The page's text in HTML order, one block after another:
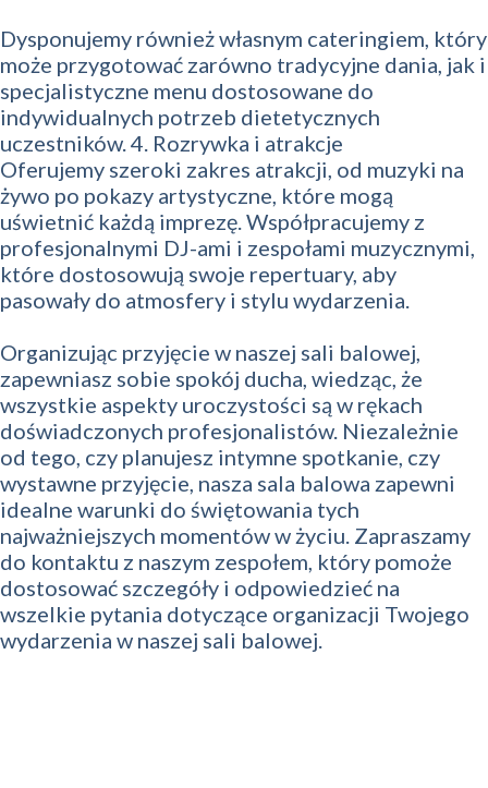
Dysponujemy również własnym cateringiem, który
może przygotować zarówno tradycyjne dania, jak i
specjalistyczne menu dostosowane do
indywidualnych potrzeb dietetycznych
uczestników. 4. Rozrywka i atrakcje
Oferujemy szeroki zakres atrakcji, od muzyki na
żywo po pokazy artystyczne, które mogą
uświetnić każdą imprezę. Współpracujemy z
profesjonalnymi DJ-ami i zespołami muzycznymi,
które dostosowują swoje repertuary, aby
pasowały do atmosfery i stylu wydarzenia.
Organizując przyjęcie w naszej sali balowej,
zapewniasz sobie spokój ducha, wiedząc, że
wszystkie aspekty uroczystości są w rękach
doświadczonych profesjonalistów. Niezależnie
od tego, czy planujesz intymne spotkanie, czy
wystawne przyjęcie, nasza sala balowa zapewni
idealne warunki do świętowania tych
najważniejszych momentów w życiu. Zapraszamy
do kontaktu z naszym zespołem, który pomoże
dostosować szczegóły i odpowiedzieć na
wszelkie pytania dotyczące organizacji Twojego
wydarzenia w naszej sali balowej.